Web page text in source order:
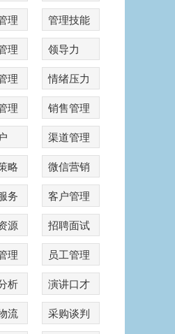
理
管理技能
理
领导力
理
情绪压力
理
销售管理
渠道管理
略
微信营销
务
客户管理
源
招聘面试
理
员工管理
析
演讲口才
流
采购谈判